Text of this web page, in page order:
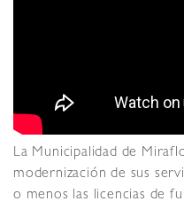
La Municipalidad de
modernización de sus
o menos las licencias de